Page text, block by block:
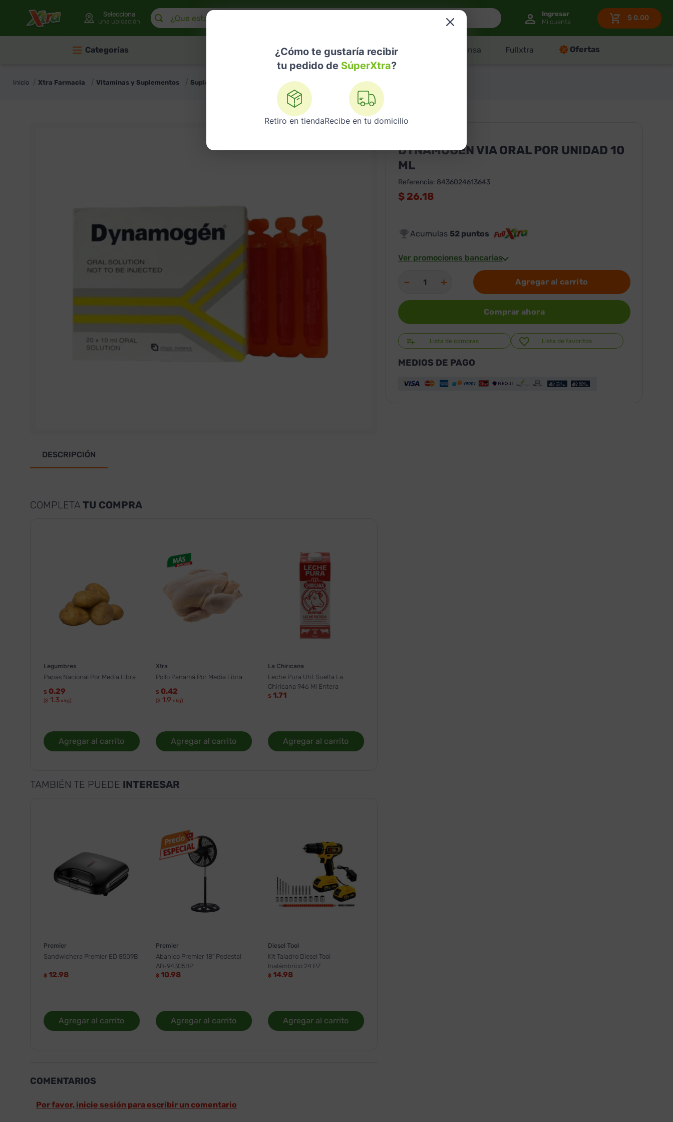
Selecciona
una ubicación
¿Cómo te gustaría recibir
tu pedido de SúperXtra?
Retiro en tiendaRecibe en tu domicilio
¿Que estas buscando?
$ 0.00
Categorías Nuestras Marcas Telemedicina Licores Despensa Fullxtra Ofertas
Xtra Farmacia Vitaminas y Suplementos Suplementos Dynamogen Via Oral Por Unidad 10 Ml
DESCRIPCIÓN
COMPLETATU COMPRA
Legumbres
Papas Nacional Por Media Libra
$ 0.29
($ 1.3 x kg)
Agregar al carrito
Xtra
Pollo Panamá Por Media Libra
$ 0.42
($ 1.9 x kg)
Agregar al carrito
La Chiricana
Leche Pura Uht Suelta La
Chiricana 946 Ml Entera
$ 1.71
Agregar al carrito
TAMBIÉN TE PUEDE INTERESAR
Premier
Sandwichera Premier ED 8509B
$ 12.98
Agregar al carrito
Premier
Abanico Premier 18" Pedestal
AB-94305BP
$ 10.98
Agregar al carrito
Diesel Tool
Kit Taladro Diesel Tool
Inalámbrico 24 PZ
$ 14.98
Agregar al carrito
COMENTARIOS
Por favor, inicie sesión para escribir un comentario
DYNAMOGEN VIA ORAL POR UNIDAD 10
ML
Referencia: 8436024613643
$ 26.18
Acumulas 52puntos
Ver promociones bancarias
＋
－ Agregar al carrito
Comprar ahora
Lista de compras Lista de favoritos
MEDIOS DE PAGO